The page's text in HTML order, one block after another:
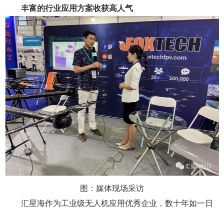
丰富的行业应用方案收获高人气
图：媒体现场采访
汇星海作为工业级无人机应用优秀企业，数十年如一日